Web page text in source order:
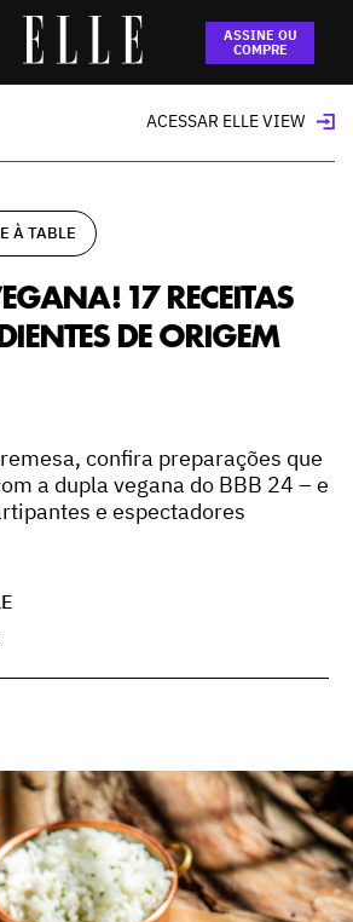
ASSINE OU
COMPRE
vegana! 17 receitas sem
animal
ACESSAR ELLE VIEW
À TABLE
17 RECEITAS
DE ORIGEM
confira preparações que
a dupla vegana do BBB 24 – e
e espectadores